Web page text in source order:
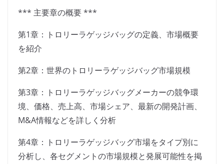
*** 主要章の概要 ***
第1章：トロリーラゲッジバッグの定義、市場概要
を紹介
第2章：世界のトロリーラゲッジバッグ市場規模
第3章：トロリーラゲッジバッグメーカーの競争環
境、価格、売上高、市場シェア、最新の開発計画、
M&A情報などを詳しく分析
第4章：トロリーラゲッジバッグ市場をタイプ別に
分析し、各セグメントの市場規模と発展可能性を掲